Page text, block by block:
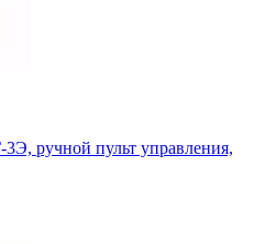
ручной пульт управления,